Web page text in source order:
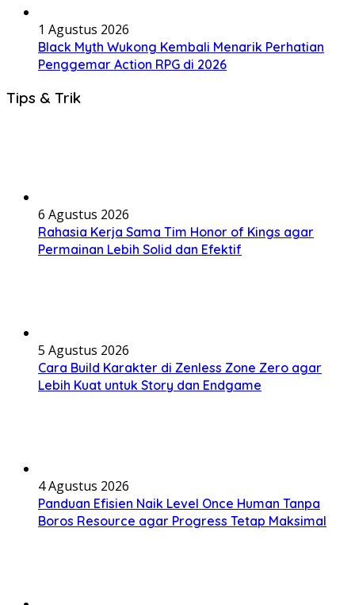
1 Agustus 2026
Black Myth Wukong Kembali Menarik Perhatian
Penggemar Action RPG di 2026
Tips & Trik
6 Agustus 2026
Rahasia Kerja Sama Tim Honor of Kings agar
Permainan Lebih Solid dan Efektif
5 Agustus 2026
Cara Build Karakter di Zenless Zone Zero agar
Lebih Kuat untuk Story dan Endgame
4 Agustus 2026
Panduan Efisien Naik Level Once Human Tanpa
Boros Resource agar Progress Tetap Maksimal